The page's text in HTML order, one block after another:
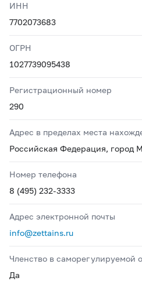
ИНН
7702073683
ОГРН
1027739095438
Регистрационный номер
290
Адрес в пределах места
Российская Федерация, город
Номер телефона
8 (495) 232-3333
Адрес электронной почты
info@zettains.ru
Членство в саморегулируемой
Да